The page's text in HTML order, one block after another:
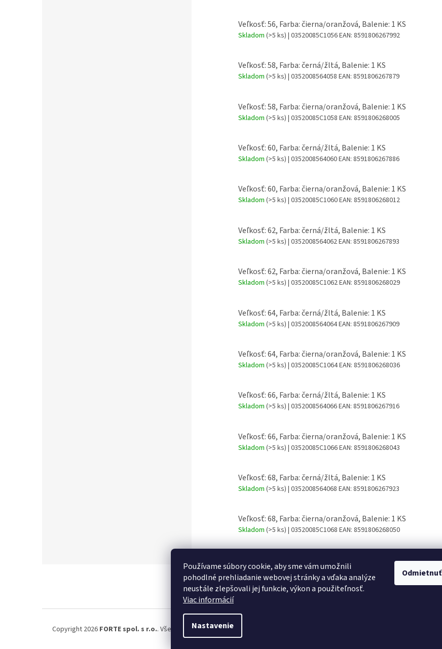
Používame súbory cookie, aby sme vám umožnili
pohodlné prehliadanie webovej stránky a vďaka analýze
neustále zlepšovali jej funkcie, výkon a použiteľnosť.
Viac informácií
Nastavenie
Odmietnuť
Veľkosť: 56, Farba: čierna/oranžová, Balenie: 1 KS
Skladom (>5 ks) | 03520085C1056EAN: 8591806267992
Veľkosť: 58, Farba: černá/žltá, Balenie: 1 KS
Skladom (>5 ks) | 0352008564058 EAN: 8591806267879
Veľkosť: 58, Farba: čierna/oranžová, Balenie: 1 KS
Skladom (>5 ks) | 03520085C1058 EAN: 8591806268005
Veľkosť: 60, Farba: černá/žltá, Balenie: 1 KS
Skladom (>5 ks) | 0352008564060EAN: 8591806267886
Veľkosť: 60, Farba: čierna/oranžová, Balenie: 1 KS
Skladom (>5 ks) | 03520085C1060EAN: 8591806268012
Veľkosť: 62, Farba: černá/žltá, Balenie: 1 KS
Skladom (>5 ks) | 0352008564062EAN: 8591806267893
Veľkosť: 62, Farba: čierna/oranžová, Balenie: 1 KS
Skladom (>5 ks) | 03520085C1062EAN: 8591806268029
Veľkosť: 64, Farba: černá/žltá, Balenie: 1 KS
Skladom (>5 ks) | 0352008564064EAN: 8591806267909
Veľkosť: 64, Farba: čierna/oranžová, Balenie: 1 KS
Skladom (>5 ks) | 03520085C1064EAN: 8591806268036
Veľkosť: 66, Farba: černá/žltá, Balenie: 1 KS
Skladom (>5 ks) | 0352008564066EAN: 8591806267916
Veľkosť: 66, Farba: čierna/oranžová, Balenie: 1 KS
Skladom (>5 ks) | 03520085C1066EAN: 8591806268043
Veľkosť: 68, Farba: černá/žltá, Balenie: 1 KS
Skladom (>5 ks) | 0352008564068 EAN: 8591806267923
Veľkosť: 68, Farba: čierna/oranžová, Balenie: 1 KS
Skladom (>5 ks) | 03520085C1068 EAN: 8591806268050
Copyright 2026 FORTE spol. s r.o.. Všetky práva vyhradené.